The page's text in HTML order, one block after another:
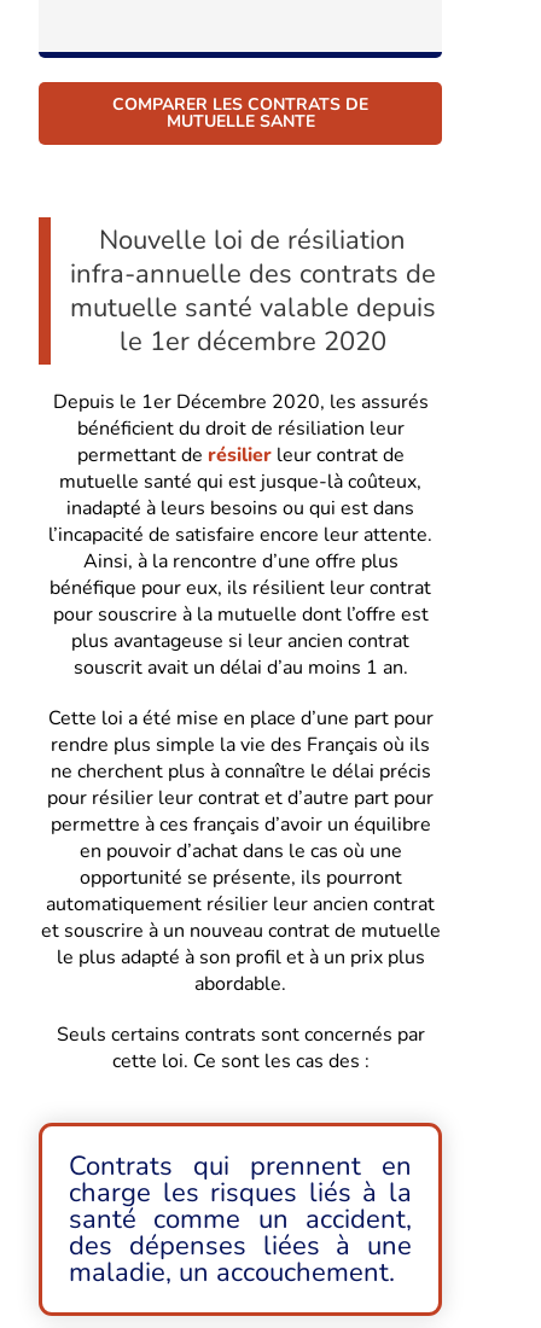
COMPARER LES CONTRATS DE
MUTUELLE SANTE
Nouvelle loi de résiliation
infra-annuelle des contrats de
mutuelle santé valable depuis
le 1er décembre 2020
Depuis le 1er Décembre 2020, les assurés
bénéficient du droit de résiliation leur
permettant de résilierleur contrat de
mutuelle santé qui est jusque-là coûteux,
inadapté à leurs besoins ou qui est dans
l’incapacité de satisfaire encore leur attente.
Ainsi, à la rencontre d’une offre plus
bénéfique pour eux, ils résilient leur contrat
pour souscrire à la mutuelle dont l’offre est
plus avantageuse si leur ancien contrat
souscrit avait un délai d’au moins 1 an.
Cette loi a été mise en place d’une part pour
rendre plus simple la vie des Français où ils
ne cherchent plus à connaître le délai précis
pour résilier leur contrat et d’autre part pour
permettre à ces français d’avoir un équilibre
en pouvoir d’achat dans le cas où une
opportunité se présente, ils pourront
automatiquement résilier leur ancien contrat
et souscrire à un nouveau contrat de mutuelle
le plus adapté à son profil et à un prix plus
abordable.
Seuls certains contrats sont concernés par
cette loi. Ce sont les cas des :
Contrats qui prennent en
charge les risques liés à la
santé comme un accident,
des dépenses liées à une
maladie, un accouchement.